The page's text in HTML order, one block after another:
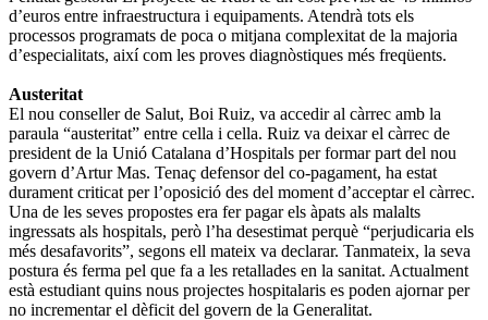
d’euros entre infraestructura i equipaments. Atendrà tots els
processos programats de poca o mitjana complexitat de la majoria
d’especialitats, així com les proves diagnòstiques més freqüents.
Austeritat
El nou conseller de Salut, Boi Ruiz, va accedir al càrrec amb la
paraula “austeritat” entre cella i cella. Ruiz va deixar el càrrec de
president de la Unió Catalana d’Hospitals per formar part del nou
govern d’Artur Mas. Tenaç defensor del co-pagament, ha estat
durament criticat per l’oposició des del moment d’acceptar el càrrec.
Una de les seves propostes era fer pagar els àpats als malalts
ingressats als hospitals, però l’ha desestimat perquè “perjudicaria els
més desafavorits”, segons ell mateix va declarar. Tanmateix, la seva
postura és ferma pel que fa a les retallades en la sanitat. Actualment
està estudiant quins nous projectes hospitalaris es poden ajornar per
no incrementar el dèficit del govern de la Generalitat.